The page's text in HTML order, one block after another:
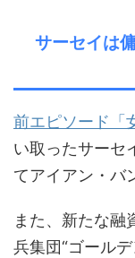
サーセイは
前エピソード「
い取ったサーセ
てアイアン・バ
また、新たな融
兵集団“ゴール